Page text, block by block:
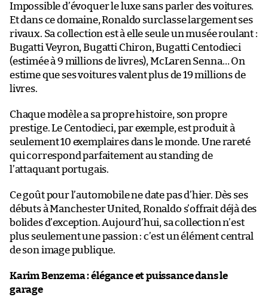
Impossible d’évoquer le luxe sans parler des voitures.
Et dans ce domaine, Ronaldo surclasse largement ses
rivaux. Sa collection est à elle seule un musée roulant :
Bugatti Veyron, Bugatti Chiron, Bugatti Centodieci
(estimée à 9 millions de livres), McLaren Senna… On
estime que ses voitures valent plus de 19 millions de
livres.
Chaque modèle a sa propre histoire, son propre
prestige. Le Centodieci, par exemple, est produit à
seulement 10 exemplaires dans le monde. Une rareté
qui correspond parfaitement au standing de
l’attaquant portugais.
Ce goût pour l’automobile ne date pas d’hier. Dès ses
débuts à Manchester United, Ronaldo s’offrait déjà des
bolides d’exception. Aujourd’hui, sa collection n’est
plus seulement une passion : c’est un élément central
de son image publique.
Karim Benzema : élégance et puissance dans le
garage